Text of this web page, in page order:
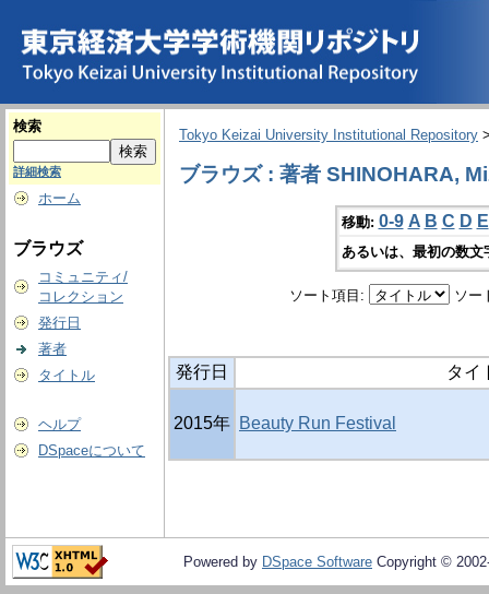
検索
詳細検索
ホーム
ブラウズ
コミュニティ/
コレクション
発行日
著者
タイトル
ヘルプ
DSpaceについて
Tokyo Keizai University Institutional Repository
ブラウズ : 著者 SHINOHARA,
移動: 0-9 A B C D E
あるいは、最初の数
ソート項目: ソー
発行日 タイ
2015年 Beauty Run Festival
Powered by DSpace Software Copyright ©